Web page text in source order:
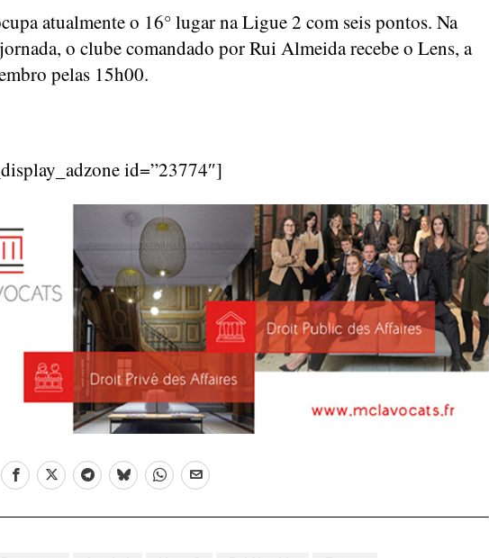
atualmente o 16° lugar na Ligue 2 com seis pontos. Na
o clube comandado por Rui Almeida recebe o Lens, a
pelas 15h00.
id=”23774″]